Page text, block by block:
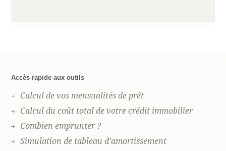
Accès rapide aux outils
Calcul de vos mensualités de prêt
Calcul du coût total de votre crédit immobilier
Combien emprunter ?
Simulation de tableau d’amortissement